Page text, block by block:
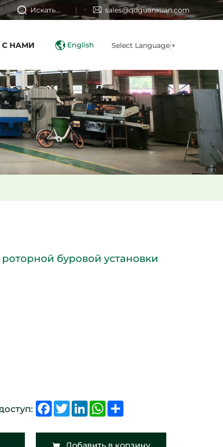
Искать... sales@qdguanxuan.com
С НАМИ English Select Language ▼
буровой установки
FacebookTwitterLinkedInWhatsApp